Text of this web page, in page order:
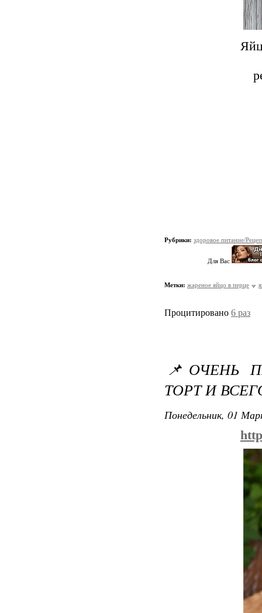
Рубрики: здоровое питание/
Для Вас
Метки: жареное яйцо в перце
Процитировано 6 раз
📌ОЧЕНЬ
ТОРТ И
Понедельник, 01